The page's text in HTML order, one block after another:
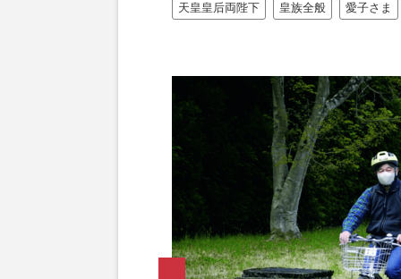
天皇皇后両陛下 皇族全般 愛子さま